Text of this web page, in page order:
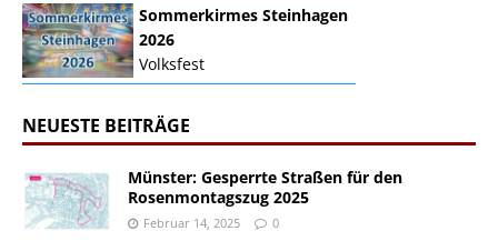
Sommerkirmes Steinhagen
2026
Volksfest
NEUESTE BEITRÄGE
Münster: Gesperrte Straßen für den
Rosenmontagszug 2025
Februar 14, 2025 0